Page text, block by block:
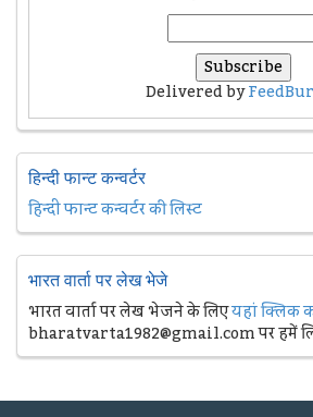
Delivered by
हिन्दी फान्ट कन्वर्टर
हिन्दी फान्ट कन्वर्टर की लिस्ट
भारत वार्ता पर लेख भेजे
भारत वार्ता पर लेख भेजने के लिएयहां क्लिक
bharatvarta1982@gmail.com पर हमें